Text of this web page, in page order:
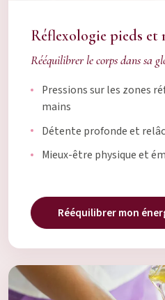
Réflexologie pieds et
Rééquilibrer le corps dans sa
Pressions sur les zones
mains
Détente profonde et
Mieux-être physique et
Rééquilibrer mon